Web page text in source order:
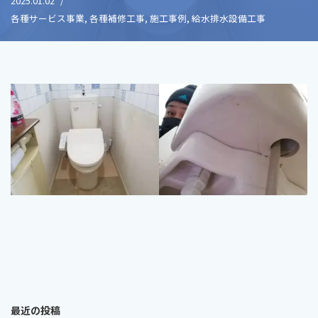
ッ
プ
各種サービス事業, 各種補修工事, 施工事例, 給水排水設備工事
最近の投稿